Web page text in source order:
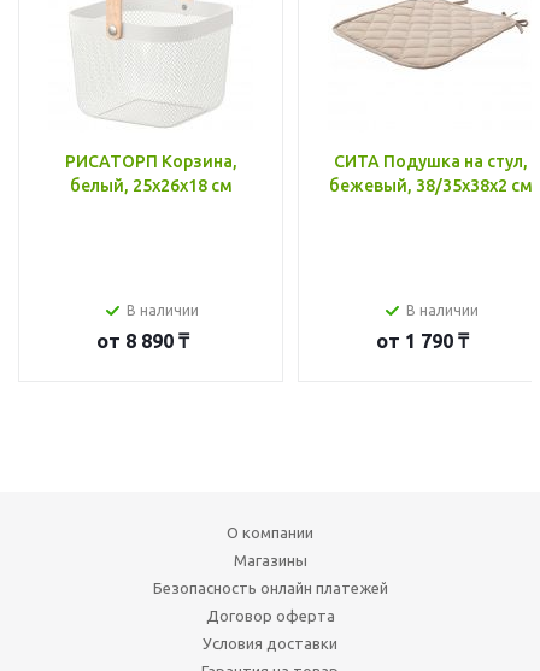
РИСАТОРП Корзина,
белый, 25x26x18 см
В наличии
от 8 890 ₸
СИТА Подушка на стул,
бежевый, 38/35x38x2 см
В наличии
от 1 790 ₸
О компании
Магазины
Безопасность онлайн платежей
Договор оферта
Условия доставки